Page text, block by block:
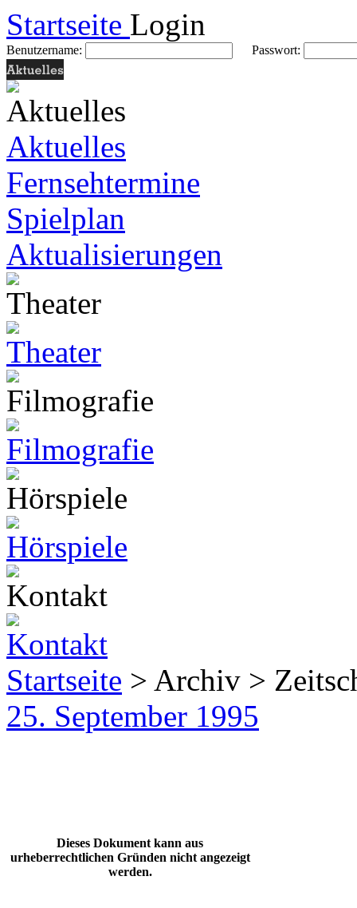
Startseite Login
Benutzername: Passwort:
Aktuelles
Fernsehtermine
Spielplan
Aktualisierungen
Startseite > Archiv >
25. September 1995
Dieses Dokument kann aus
urheberrechtlichen Gründen nicht angezeigt
werden.